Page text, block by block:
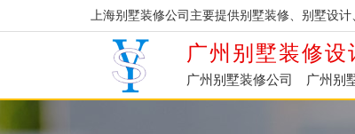
上海别墅装修公司主要提供别墅装修、别墅设
广州别墅装修设
广州别墅装修公司 广州别